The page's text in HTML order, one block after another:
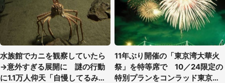
水族館でカニを観察していたら
→意外すぎる展開に 謎の行動
に1.1万人仰天「自慢してるみた
11年ぶり開催の「東京湾大華火
祭」を特等席で 10／24限定の
特別プランをコンラッド東京が